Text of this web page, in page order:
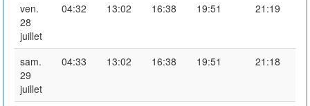
ven.
28
juillet
04:32 13:02 16:38 19:51 21:19
sam.
29
juillet
04:33 13:02 16:38 19:51 21:18